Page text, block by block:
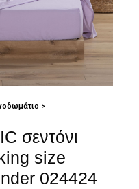
σεντόνι
size
024424